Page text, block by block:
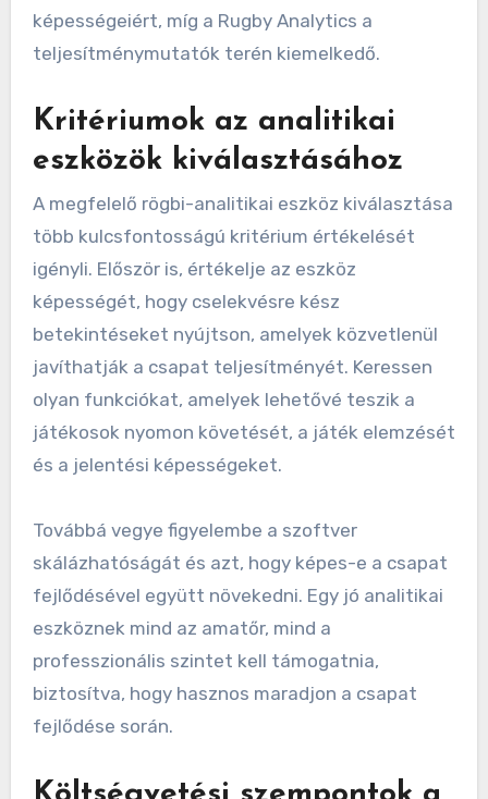
képességeiért, míg a Rugby Analytics a
teljesítménymutatók terén kiemelkedő.
Kritériumok az analitikai
eszközök kiválasztásához
A megfelelő rögbi-analitikai eszköz kiválasztása
több kulcsfontosságú kritérium értékelését
igényli. Először is, értékelje az eszköz
képességét, hogy cselekvésre kész
betekintéseket nyújtson, amelyek közvetlenül
javíthatják a csapat teljesítményét. Keressen
olyan funkciókat, amelyek lehetővé teszik a
játékosok nyomon követését, a játék elemzését
és a jelentési képességeket.
Továbbá vegye figyelembe a szoftver
skálázhatóságát és azt, hogy képes-e a csapat
fejlődésével együtt növekedni. Egy jó analitikai
eszköznek mind az amatőr, mind a
professzionális szintet kell támogatnia,
biztosítva, hogy hasznos maradjon a csapat
fejlődése során.